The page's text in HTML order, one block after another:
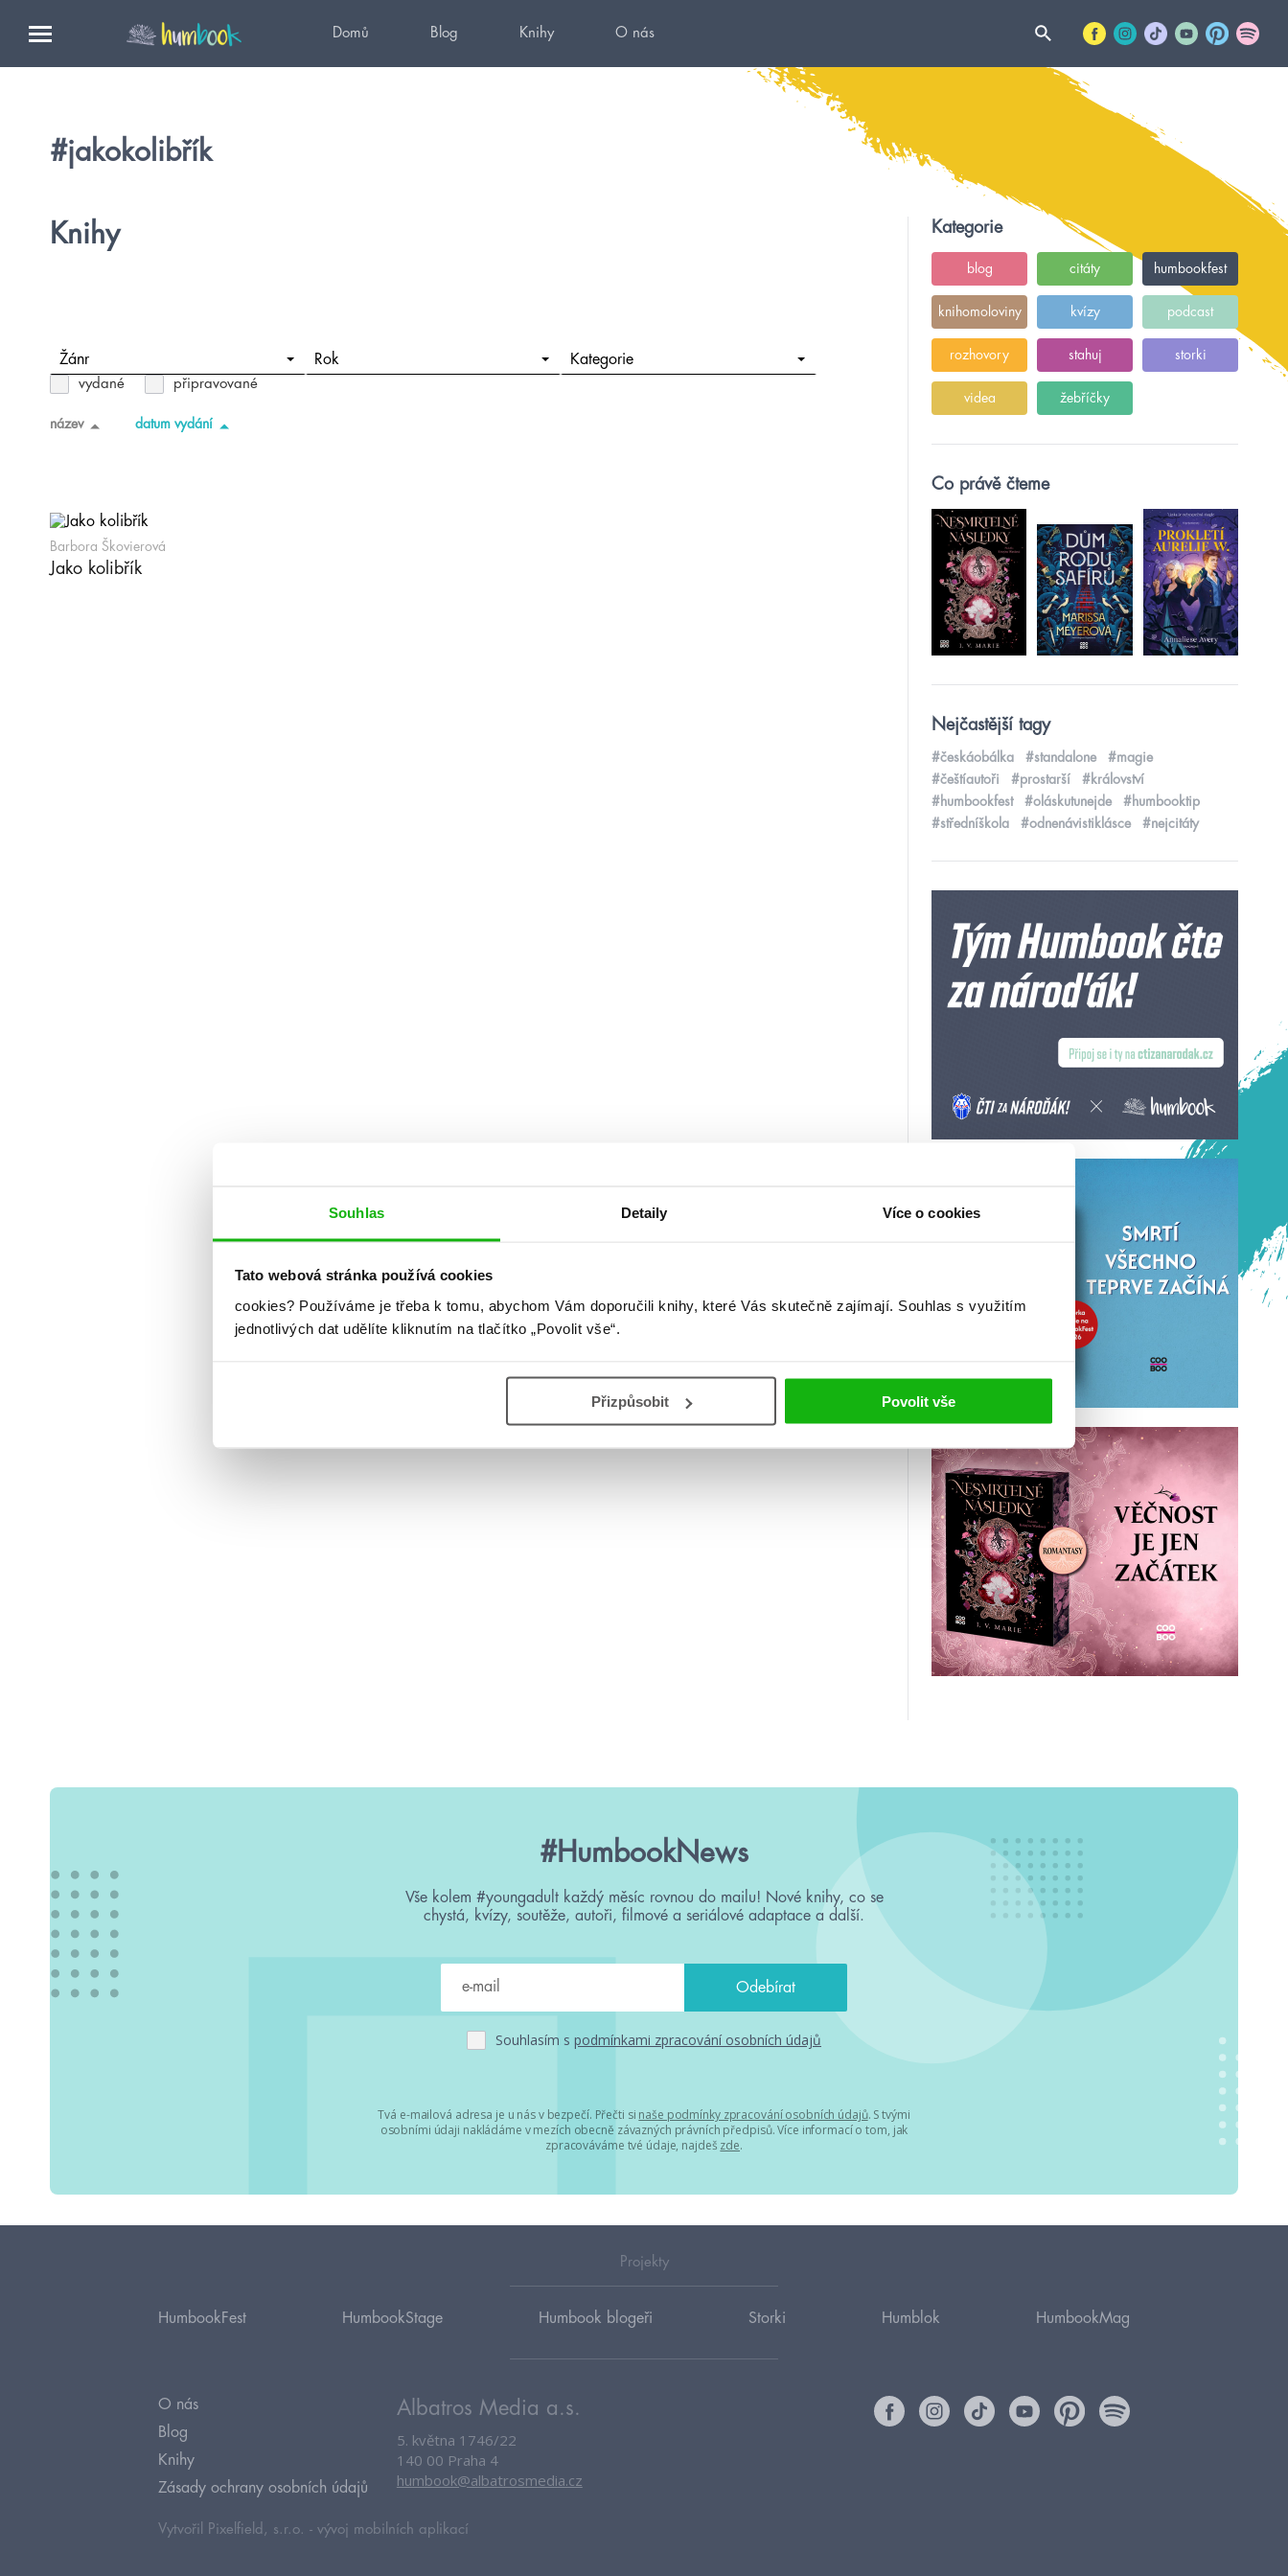
Souhlas Detaily Více o cookies
Tato webová stránka používá cookies
cookies? Používáme je třeba k tomu, abychom Vám doporučili knihy, které Vás skutečně zajímají. Souhlas s využitím
jednotlivých dat udělíte kliknutím na tlačítko „Povolit vše“.
Přizpůsobit Povolit vše
Domů Blog Knihy O nás
#jakokolibřík
Knihy
Žánr Rok Kategorie
vydané připravované
název datum vydání
Barbora Škovierová
Jako kolibřík
Kategorie
blog citáty humbookfest
knihomoloviny kvízy podcast
rozhovory stahuj storki
videa žebříčky
Co právě čteme
Nejčastější tagy
#českáobálka #standalone
#magie
#češtíautoři
#prostarší
#království
#humbookfest
#oláskutunejde
#humbooktip
#středníškola
#odnenávistiklásce #nejcitáty
#HumbookNews
Vše kolem #youngadult každý měsíc rovnou do mailu! Nové knihy, co se
chystá, kvízy, soutěže, autoři, filmové a seriálové adaptace a další.
Souhlasím s podmínkami zpracování osobních údajů
Tvá e-mailová adresa je u nás v bezpečí. Přečti si naše podmínky zpracování osobních údajů. S tvými
osobními údaji nakládáme v mezích obecně závazných právních předpisů. Více informací o tom, jak
zpracováváme tvé údaje, najdeš zde.
Projekty
HumbookFest HumbookStage Humbook blogeři Storki Humblok HumbookMag
O nás
Blog
Knihy
Zásady ochrany osobních údajů
Albatros Media a.s.
5. května 1746/22
140 00 Praha 4
humbook@albatrosmedia.cz
Vytvořil Pixelfield, s.r.o. - vývoj mobilních aplikací